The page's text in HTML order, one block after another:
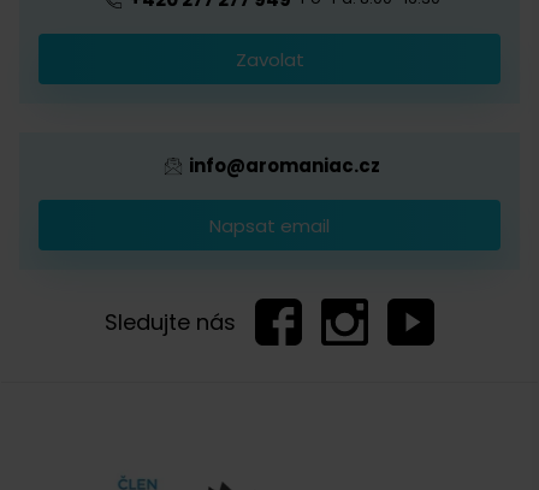
Provizní systém
Zavolat
info@aromaniac.cz
Napsat email
Sledujte nás